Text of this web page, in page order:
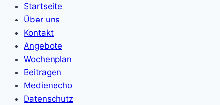
Startseite
Über uns
Kontakt
Angebote
Wochenplan
Beitragen
Medienecho
Datenschutz